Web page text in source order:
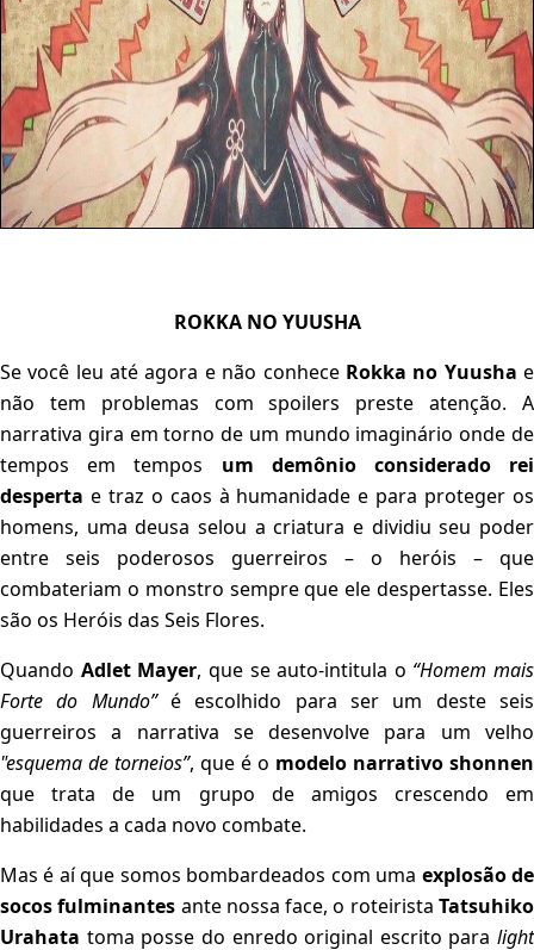
ROKKA NO YUUSHA
Se você leu até agora e não conhece Rokka no Yuusha e
não tem problemas com spoilers preste atenção. A
narrativa gira em torno de um mundo imaginário onde de
tempos em tempos um demônio considerado rei
desperta e traz o caos à humanidade e para proteger os
homens, uma deusa selou a criatura e dividiu seu poder
entre seis poderosos guerreiros – o heróis – que
combateriam o monstro sempre que ele despertasse. Eles
são os Heróis das Seis Flores.
Quando Adlet Mayer, que se auto-intitula o “Homem mais
Forte do Mundo”é escolhido para ser um deste seis
guerreiros a narrativa se desenvolve para um velho
"esquema de torneios”, que é o modelo narrativo shonnen
que trata de um grupo de amigos crescendo em
habilidades a cada novo combate.
Mas é aí que somos bombardeados com uma explosão de
socos fulminantes ante nossa face, o roteiristaTatsuhiko
Urahata toma posse do enredo original escrito para light